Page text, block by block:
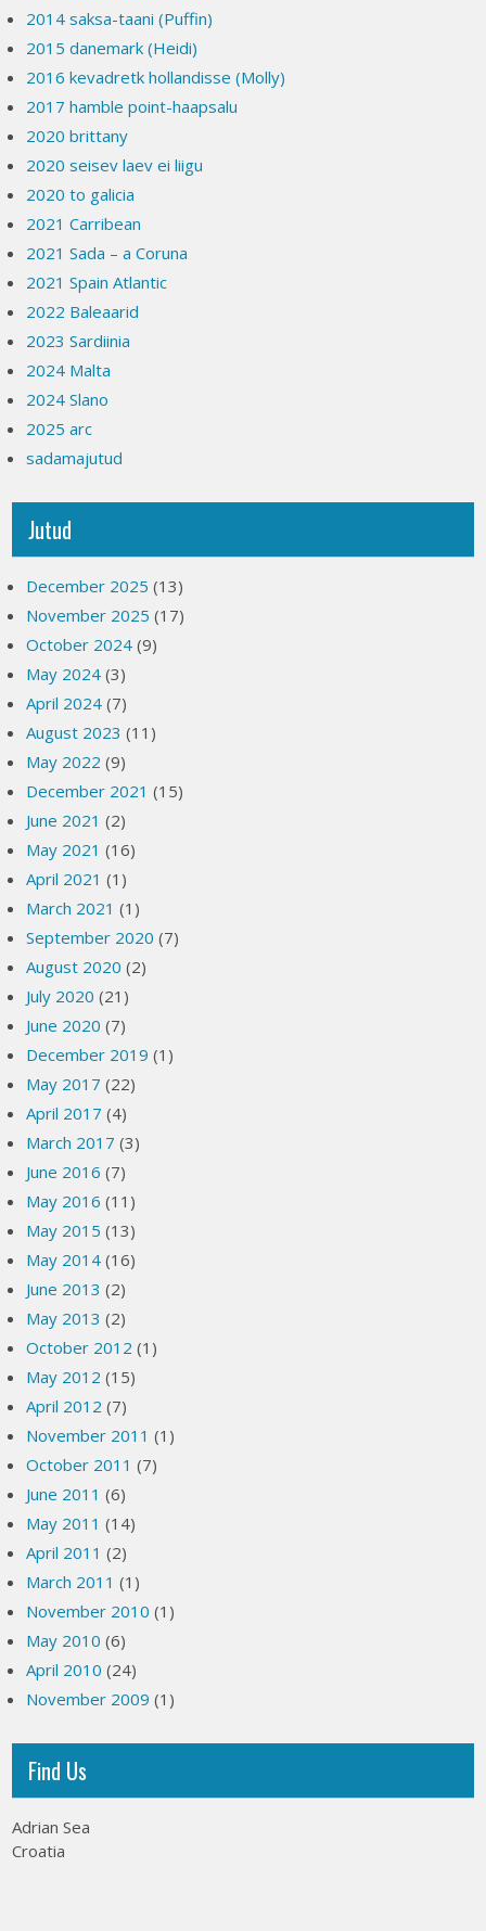
2014 saksa-taani (Puffin)
2015 danemark (Heidi)
2016 kevadretk hollandisse (Molly)
2017 hamble point-haapsalu
2020 brittany
2020 seisev laev ei liigu
2020 to galicia
2021 Carribean
2021 Sada – a Coruna
2021 Spain Atlantic
2022 Baleaarid
2023 Sardiinia
2024 Malta
2024 Slano
2025 arc
sadamajutud
Jutud
December 2025 (13)
November 2025 (17)
October 2024 (9)
May 2024 (3)
April 2024 (7)
August 2023 (11)
May 2022 (9)
December 2021 (15)
June 2021 (2)
May 2021 (16)
April 2021 (1)
March 2021 (1)
September 2020 (7)
August 2020 (2)
July 2020 (21)
June 2020 (7)
December 2019 (1)
May 2017 (22)
April 2017 (4)
March 2017 (3)
June 2016 (7)
May 2016 (11)
May 2015 (13)
May 2014 (16)
June 2013 (2)
May 2013 (2)
October 2012 (1)
May 2012 (15)
April 2012 (7)
November 2011 (1)
October 2011 (7)
June 2011 (6)
May 2011 (14)
April 2011 (2)
March 2011 (1)
November 2010 (1)
May 2010 (6)
April 2010 (24)
November 2009 (1)
Find Us
Adrian Sea
Croatia